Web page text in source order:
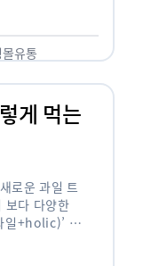
몰유통
게 먹는
로운 과일 트
보다 다양한
일+holic)’ 트